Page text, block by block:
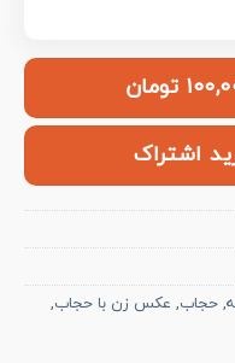
اشتراک
, حجاب, عکس زن با حجاب,